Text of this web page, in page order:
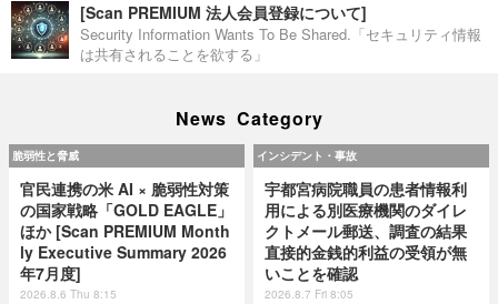
[Scan PREMIUM 法人会員登録について]
Security Information Wants To Be Shared.「セキュリティ情報
は共有されることを欲する」
News Category
脆弱性と脅威
官民連携の米 AI × 脆弱性対策
の国家戦略「GOLD EAGLE」
ほか [Scan PREMIUM Month
ly Executive Summary 2026
年7月度]
2026.8.6 Thu 8:15
インシデント・事故
宇都宮病院職員の患者情報利
用による別医療機関のダイレ
クトメール郵送、調査の結果
直接的金銭的利益の受領が無
いことを確認
2026.8.7 Fri 8:05